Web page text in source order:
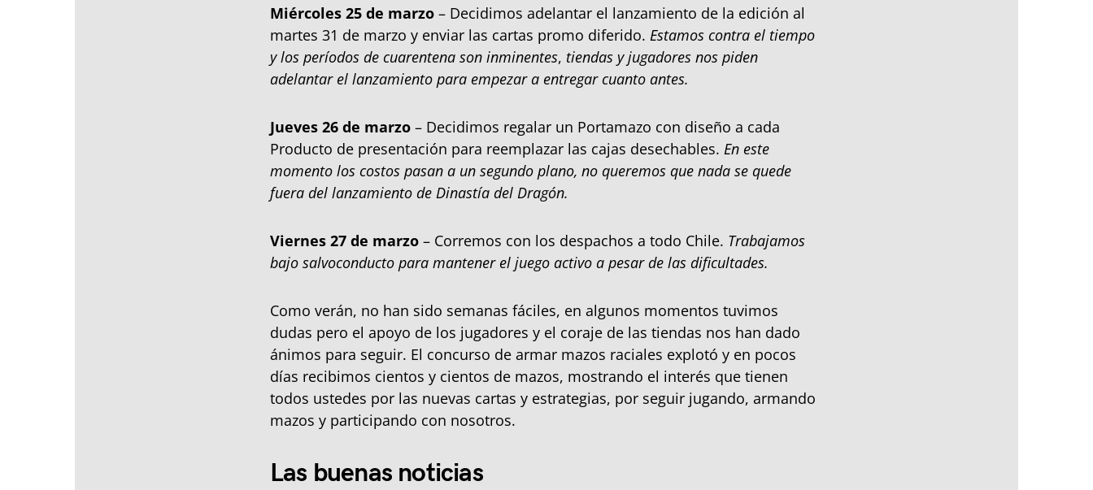
Miércoles 25 de marzo – Decidimos adelantar el lanzamiento de la edición al
martes 31 de marzo y enviar las cartas promo diferido. Estamos contra el tiempo
y los períodos de cuarentena son inminentes, tiendas y jugadores nos piden
adelantar el lanzamiento para empezar a entregar cuanto antes.
Jueves 26 de marzo – Decidimos regalar un Portamazo con diseño a cada
Producto de presentación para reemplazar las cajas desechables. En este
momento los costos pasan a un segundo plano, no queremos que nada se quede
fuera del lanzamiento de Dinastía del Dragón.
Viernes 27 de marzo – Corremos con los despachos a todo Chile. Trabajamos
bajo salvoconducto para mantener el juego activo a pesar de las dificultades.
Como verán, no han sido semanas fáciles, en algunos momentos tuvimos
dudas pero el apoyo de los jugadores y el coraje de las tiendas nos han dado
ánimos para seguir. El concurso de armar mazos raciales explotó y en pocos
días recibimos cientos y cientos de mazos, mostrando el interés que tienen
todos ustedes por las nuevas cartas y estrategias, por seguir jugando, armando
mazos y participando con nosotros.
Las buenas noticias